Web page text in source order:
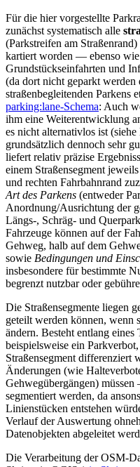
Für die hier vorgestellte
zunächst systematisch alle
(Parkstreifen am
kartiert worden — ebenso
Grundstückseinfahrten und
(da dort nicht geparkt werden
straßenbegleitenden Parkens
parking:lane-Schema: Auch
ihm eine Weiterentwicklung
es nicht alternativlos ist
grundsätzlich dennoch sehr
liefert relativ präzise
einem Straßensegment
und rechten Fahrbahnrand
Art des Parkens (entweder
Anordnung/Ausrichtung der
Längs-, Schräg- und
Fahrzeuge können auf der
Gehweg, halb auf dem
sowie Bedingungen und
insbesondere für bestimmte
begrenzt nutzbar oder
Die Straßensegmente liegen
geteilt werden können, wenn
ändern. Besteht entlang eines
beispielsweise ein
Straßensegment differenziert
Änderungen (wie
Gehwegübergängen)
segmentiert werden, da
Linienstücken entstehen
Verlauf der Auswertung
Datenobjekten abgeleitet
Die Verarbeitung der OSM-